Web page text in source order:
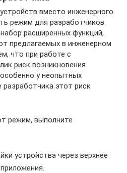
вместо инженерного
режим для разработчиков.
расширенных функций,
предлагаемых в инженерном
что при работе с
риск возникновения
у неопытных
этот риск
режим, выполните
устройства через верхнее